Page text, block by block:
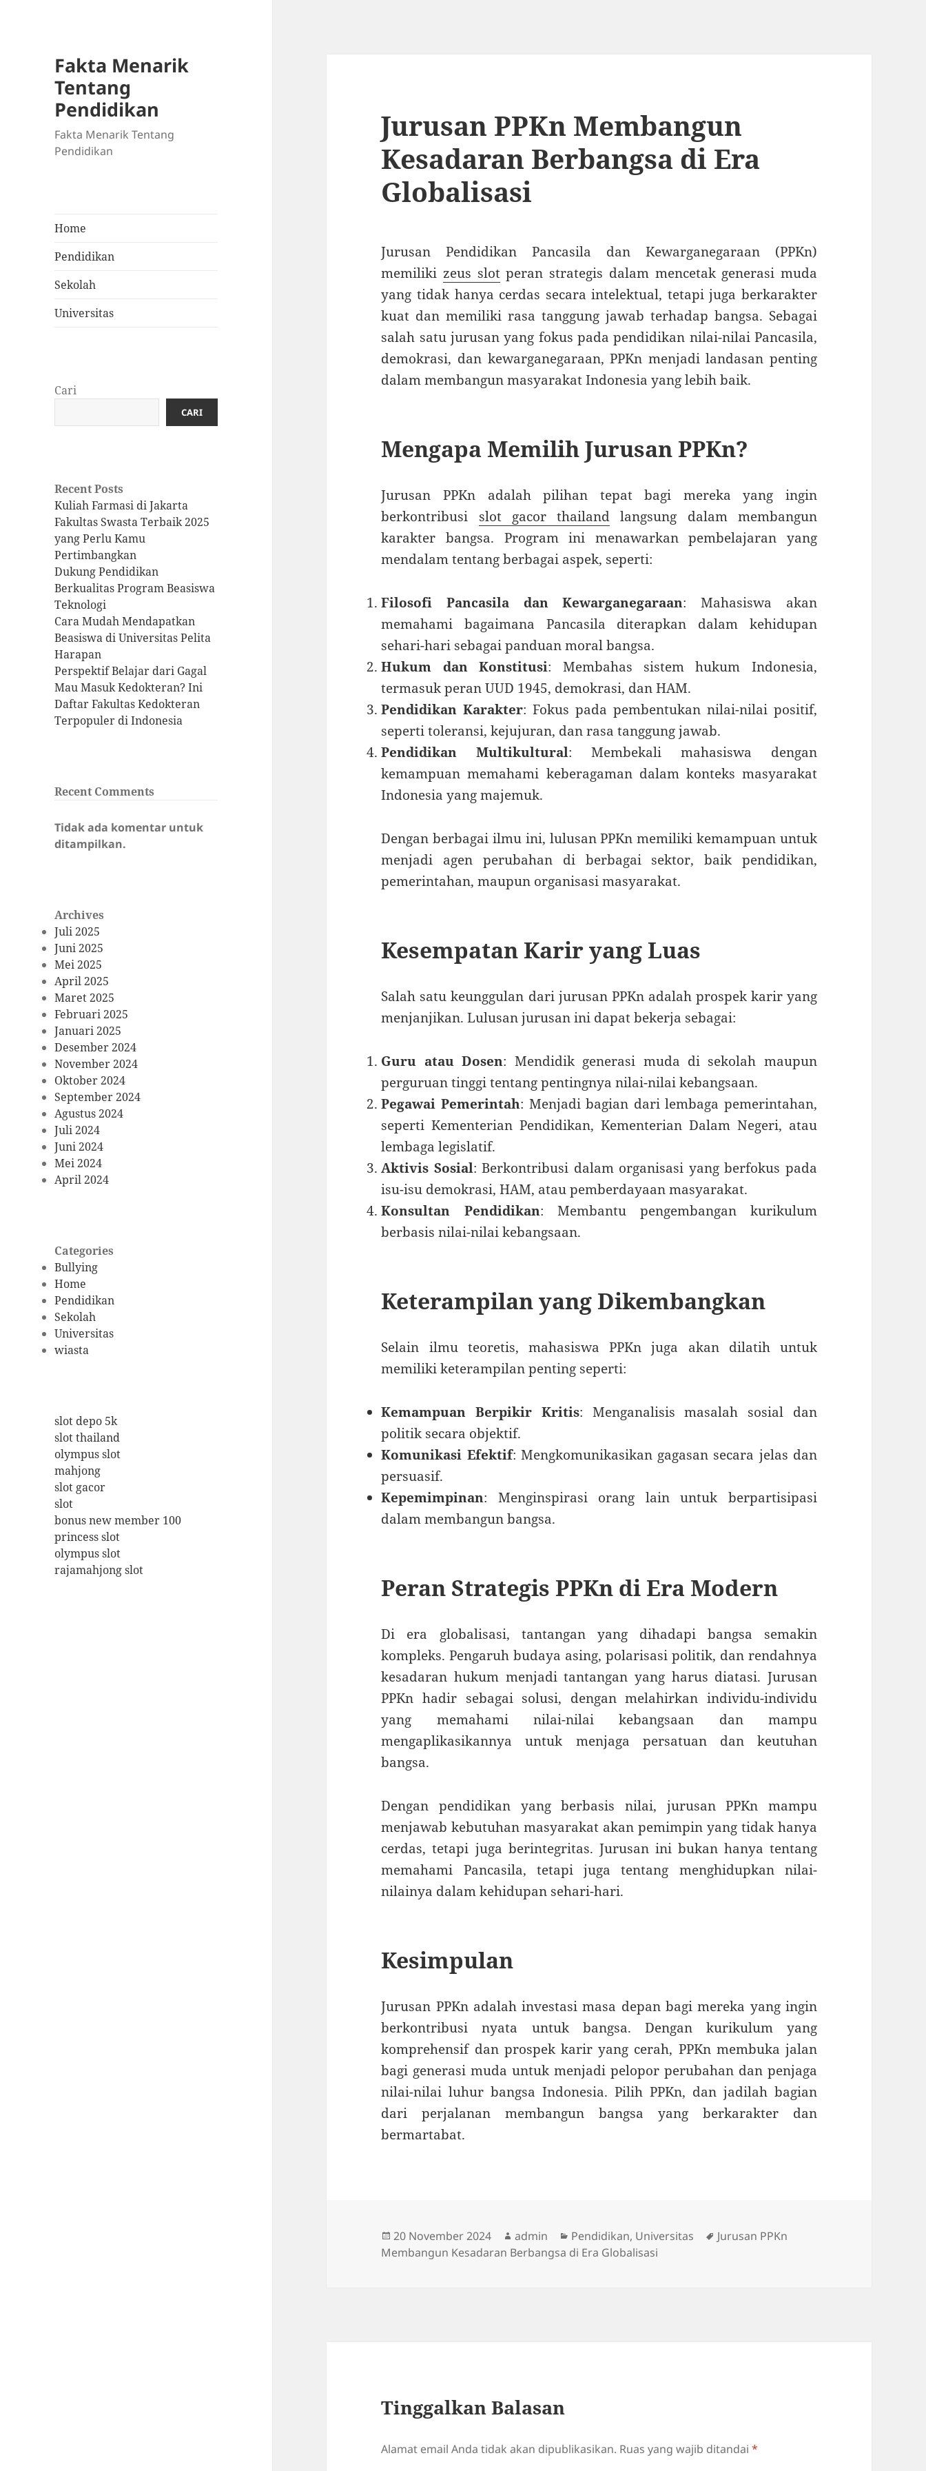
Fakta Menarik
Tentang
Pendidikan
Fakta Menarik Tentang
Pendidikan
Home
Pendidikan
Sekolah
Universitas
Cari
CARI
Recent Posts
Kuliah Farmasi di Jakarta
Fakultas Swasta Terbaik 2025
yang Perlu Kamu
Pertimbangkan
Dukung Pendidikan
Berkualitas Program Beasiswa
Teknologi
Cara Mudah Mendapatkan
Beasiswa di Universitas Pelita
Harapan
Perspektif Belajar dari Gagal
Mau Masuk Kedokteran? Ini
Daftar Fakultas Kedokteran
Terpopuler di Indonesia
Recent Comments
Tidak ada komentar untuk
ditampilkan.
Archives
Juli 2025
Juni 2025
Mei 2025
April 2025
Maret 2025
Februari 2025
Januari 2025
Desember 2024
November 2024
Oktober 2024
September 2024
Agustus 2024
Juli 2024
Juni 2024
Mei 2024
April 2024
Categories
Bullying
Home
Pendidikan
Sekolah
Universitas
wiasta
slot depo 5k
slot thailand
olympus slot
mahjong
slot gacor
slot
bonus new member 100
princess slot
olympus slot
rajamahjong slot
Jurusan PPKn Membangun
Kesadaran Berbangsa di Era
Globalisasi
Jurusan Pendidikan Pancasila dan Kewarganegaraan (PPKn)
memilikizeus slotperan strategis dalam mencetak generasi muda
yang tidak hanya cerdas secara intelektual, tetapi juga berkarakter
kuat dan memiliki rasa tanggung jawab terhadap bangsa. Sebagai
salah satu jurusan yang fokus pada pendidikan nilai-nilai Pancasila,
demokrasi, dan kewarganegaraan, PPKn menjadi landasan penting
dalam membangun masyarakat Indonesia yang lebih baik.
Mengapa Memilih Jurusan PPKn?
Jurusan PPKn adalah pilihan tepat bagi mereka yang ingin
berkontribusi slot gacor thailand langsung dalam membangun
karakter bangsa. Program ini menawarkan pembelajaran yang
mendalam tentang berbagai aspek, seperti:
Filosofi Pancasila dan Kewarganegaraan: Mahasiswa akan
memahami bagaimana Pancasila diterapkan dalam kehidupan
sehari-hari sebagai panduan moral bangsa.
Hukum dan Konstitusi: Membahas sistem hukum Indonesia,
termasuk peran UUD 1945, demokrasi, dan HAM.
Pendidikan Karakter: Fokus pada pembentukan nilai-nilai positif,
seperti toleransi, kejujuran, dan rasa tanggung jawab.
Pendidikan Multikultural: Membekali mahasiswa dengan
kemampuan memahami keberagaman dalam konteks masyarakat
Indonesia yang majemuk.
Dengan berbagai ilmu ini, lulusan PPKn memiliki kemampuan untuk
menjadi agen perubahan di berbagai sektor, baik pendidikan,
pemerintahan, maupun organisasi masyarakat.
Kesempatan Karir yang Luas
Salah satu keunggulan dari jurusan PPKn adalah prospek karir yang
menjanjikan. Lulusan jurusan ini dapat bekerja sebagai:
Guru atau Dosen: Mendidik generasi muda di sekolah maupun
perguruan tinggi tentang pentingnya nilai-nilai kebangsaan.
Pegawai Pemerintah: Menjadi bagian dari lembaga pemerintahan,
seperti Kementerian Pendidikan, Kementerian Dalam Negeri, atau
lembaga legislatif.
Aktivis Sosial: Berkontribusi dalam organisasi yang berfokus pada
isu-isu demokrasi, HAM, atau pemberdayaan masyarakat.
Konsultan Pendidikan: Membantu pengembangan kurikulum
berbasis nilai-nilai kebangsaan.
Keterampilan yang Dikembangkan
Selain ilmu teoretis, mahasiswa PPKn juga akan dilatih untuk
memiliki keterampilan penting seperti:
Kemampuan Berpikir Kritis: Menganalisis masalah sosial dan
politik secara objektif.
Komunikasi Efektif: Mengkomunikasikan gagasan secara jelas dan
persuasif.
Kepemimpinan: Menginspirasi orang lain untuk berpartisipasi
dalam membangun bangsa.
Peran Strategis PPKn di Era Modern
Di era globalisasi, tantangan yang dihadapi bangsa semakin
kompleks. Pengaruh budaya asing, polarisasi politik, dan rendahnya
kesadaran hukum menjadi tantangan yang harus diatasi. Jurusan
PPKn hadir sebagai solusi, dengan melahirkan individu-individu
yang memahami nilai-nilai kebangsaan dan mampu
mengaplikasikannya untuk menjaga persatuan dan keutuhan
bangsa.
Dengan pendidikan yang berbasis nilai, jurusan PPKn mampu
menjawab kebutuhan masyarakat akan pemimpin yang tidak hanya
cerdas, tetapi juga berintegritas. Jurusan ini bukan hanya tentang
memahami Pancasila, tetapi juga tentang menghidupkan nilai-
nilainya dalam kehidupan sehari-hari.
Kesimpulan
Jurusan PPKn adalah investasi masa depan bagi mereka yang ingin
berkontribusi nyata untuk bangsa. Dengan kurikulum yang
komprehensif dan prospek karir yang cerah, PPKn membuka jalan
bagi generasi muda untuk menjadi pelopor perubahan dan penjaga
nilai-nilai luhur bangsa Indonesia. Pilih PPKn, dan jadilah bagian
dari perjalanan membangun bangsa yang berkarakter dan
bermartabat.
Diposkan
pada
20 November 2024 Penulis
admin Kategori
Pendidikan, Universitas Tag
Jurusan PPKn
Membangun Kesadaran Berbangsa di Era Globalisasi
Tinggalkan Balasan
Alamat email Anda tidak akan dipublikasikan. Ruas yang wajib ditandai*